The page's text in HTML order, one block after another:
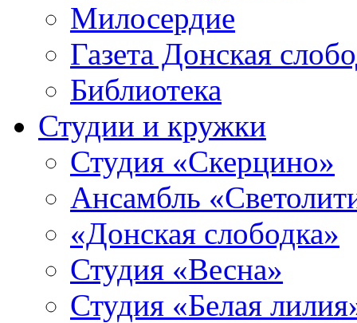
Милосердие
Газета Донская
Библиотека
Студии и кружки
Студия «Скерцино»
Ансамбль
«Донская слободка»
Студия «Весна»
Студия «Белая